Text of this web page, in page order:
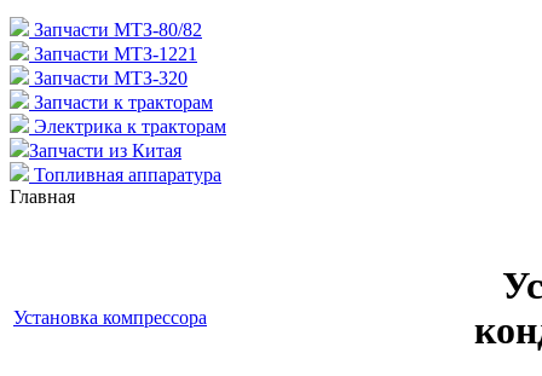
Запчасти МТЗ-80/82
Запчасти МТЗ-1221
Запчасти МТЗ-320
Запчасти к тракторам
Электрика к тракторам
Запчасти из Китая
Топливная аппаратура
Главная
Установка компрессора